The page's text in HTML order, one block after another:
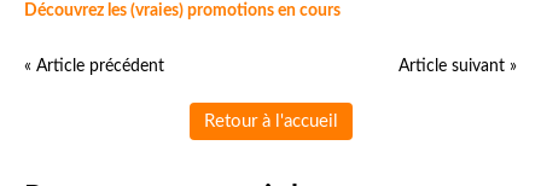
Découvrez les (vraies) promotions en cours
« Article précédent Article suivant »
Retour à l'accueil